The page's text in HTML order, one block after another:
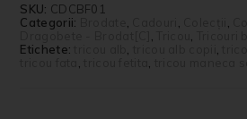
SKU: CDCBF01
Categorii:
, , ,
, ,
Etichete:
, ,
, ,